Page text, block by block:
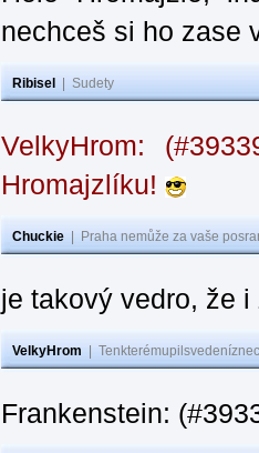
nechceš si ho zase
Ribisel Sudety
VelkyHrom:
Hromajzlíku!
Chuckie Praha nemůže za vaše
je takový vedro, že
VelkyHrom
Frankenstein: